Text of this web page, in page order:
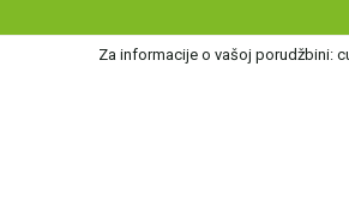
Za informacije o vašoj porudžbini: